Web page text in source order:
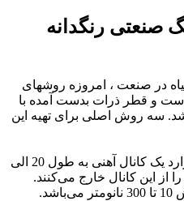
صنعتی رنگدانه
در صنعت ، امروزه روشهای
است و قطر ذرات بدست آمده با
سه روش اصلی برای تهیه این
در این فرایند ، شعله گاز طبیعی وارد یک کانال آهنی به طول 20 الی
از این کانال خارج می‌کنند.